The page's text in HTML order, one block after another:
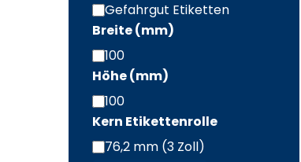
Etiketten
Typ
Gefahrgut Etiketten
Breite (mm)
Breite
(mm)
100
Höhe (mm)
Höhe
(mm)
100
Kern Etikettenrolle
Kern
76,2 mm (3 Zoll)